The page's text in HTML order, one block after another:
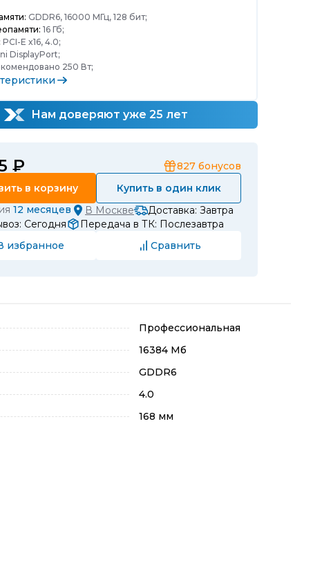
GDDR6, 16000 МГц, 128 бит;
16 Гб;
PCI-E x16, 4.0;
DisplayPort;
250 Вт;
Нам доверяют уже 25 лет
₽ 827 бонусов
в корзину
Купить в один клик
12 месяцев В Москве
Доставка: Завтра
Сегодня
Передача в ТК: Послезавтра
избранное
Сравнить
Профессиональная
16384 Мб
GDDR6
4.0
168 мм